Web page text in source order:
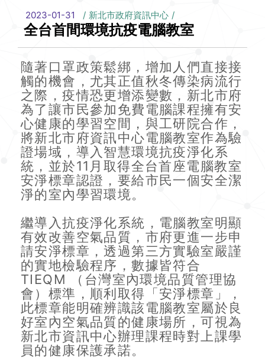
2023-01-31 新北市政府資訊中心
全台首間環境抗疫電腦教室
隨著口罩政策鬆綁，增加人們直接接
觸的機會，尤其正值秋冬傳染病流行
之際，疫情恐更增添變數，新北市府
為了讓市民參加免費電腦課程擁有安
心健康的學習空間，與工研院合作，
將新北市府資訊中心電腦教室作為驗
證場域，導入智慧環境抗疫淨化系
統，並於11月取得全台首座電腦教室
安淨標章認證，要給市民一個安全潔
淨的室內學習環境。
繼導入抗疫淨化系統，電腦教室明顯
有效改善空氣品質，市府更進一步申
請安淨標章，透過第三方實驗室嚴謹
的實地檢驗程序，數據皆符合
TIEQM （台灣室內環境品質管理協
會）標準，順利取得「安淨標章」，
此標章能明確辨識該電腦教室屬於良
好室內空氣品質的健康場所，可視為
新北市資訊中心辦理課程時對上課學
員的健康保護承諾。